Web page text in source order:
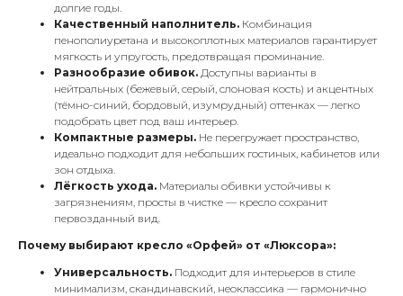
долгие годы.
Качественный наполнитель. Комбинация
пенополиуретана и высокоплотных материалов гарантирует
мягкость и упругость, предотвращая проминание.
Разнообразие обивок. Доступны варианты в
нейтральных (бежевый, серый, слоновая кость) и акцентных
(тёмно-синий, бордовый, изумрудный) оттенках — легко
подобрать цвет под ваш интерьер.
Компактные размеры. Не перегружает пространство,
идеально подходит для небольших гостиных, кабинетов или
зон отдыха.
Лёгкость ухода. Материалы обивки устойчивы к
загрязнениям, просты в чистке — кресло сохранит
первозданный вид.
Почему выбирают кресло «Орфей» от «Люксора»:
Универсальность. Подходит для интерьеров в стиле
минимализм, скандинавский, неоклассика — гармонично